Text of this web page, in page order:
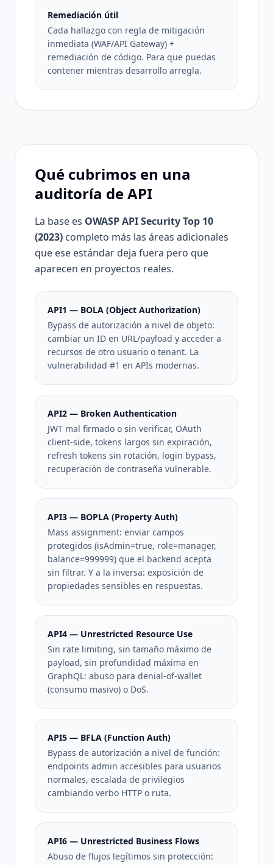
Remediación útil
Cada hallazgo con regla de mitigación
inmediata (WAF/API Gateway) +
remediación de código. Para que puedas
contener mientras desarrollo arregla.
Qué cubrimos en una
auditoría de API
La base es OWASP API Security Top 10
(2023) completo más las áreas adicionales
que ese estándar deja fuera pero que
aparecen en proyectos reales.
API1 — BOLA (Object Authorization)
Bypass de autorización a nivel de objeto:
cambiar un ID en URL/payload y acceder a
recursos de otro usuario o tenant. La
vulnerabilidad #1 en APIs modernas.
API2 — Broken Authentication
JWT mal firmado o sin verificar, OAuth
client-side, tokens largos sin expiración,
refresh tokens sin rotación, login bypass,
recuperación de contraseña vulnerable.
API3 — BOPLA (Property Auth)
Mass assignment: enviar campos
protegidos (isAdmin=true, role=manager,
balance=999999) que el backend acepta
sin filtrar. Y a la inversa: exposición de
propiedades sensibles en respuestas.
API4 — Unrestricted Resource Use
Sin rate limiting, sin tamaño máximo de
payload, sin profundidad máxima en
GraphQL: abuso para denial-of-wallet
(consumo masivo) o DoS.
API5 — BFLA (Function Auth)
Bypass de autorización a nivel de función:
endpoints admin accesibles para usuarios
normales, escalada de privilegios
cambiando verbo HTTP o ruta.
API6 — Unrestricted Business Flows
Abuso de flujos legítimos sin protección: